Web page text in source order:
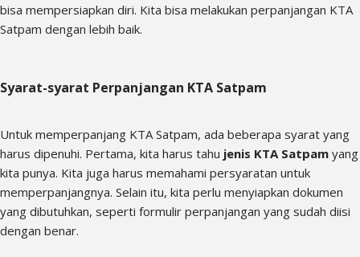
bisa mempersiapkan diri. Kita bisa melakukan perpanjangan KTA
Satpam dengan lebih baik.
Syarat-syarat Perpanjangan KTA Satpam
Untuk memperpanjang KTA Satpam, ada beberapa syarat yang
harus dipenuhi. Pertama, kita harus tahu jenis KTA Satpam yang
kita punya. Kita juga harus memahami persyaratan untuk
memperpanjangnya. Selain itu, kita perlu menyiapkan dokumen
yang dibutuhkan, seperti formulir perpanjangan yang sudah diisi
dengan benar.